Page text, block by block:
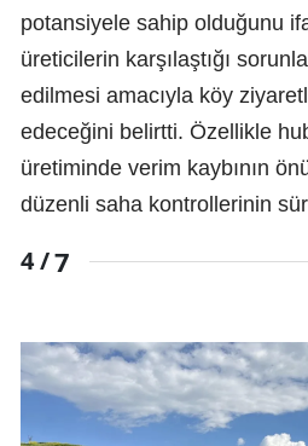
potansiyele sahip olduğunu
üreticilerin karşılaştığı
edilmesi amacıyla köy
edeceğini belirtti. Özellikle
üretiminde verim kaybının
düzenli saha kontrollerinin
4 /7